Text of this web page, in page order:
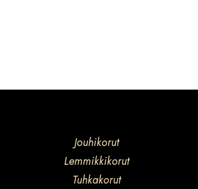
Jouhikorut
Lemmikkikorut
Tuhkakorut